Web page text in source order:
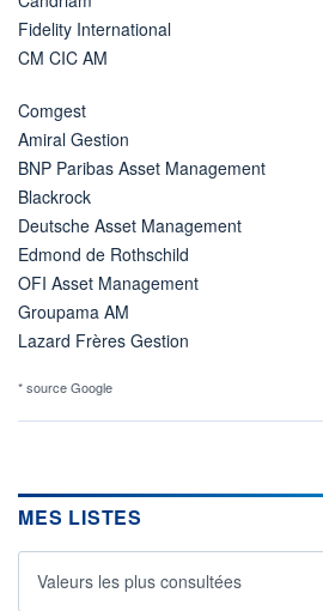
Fidelity International
CM CIC AM
Comgest
Amiral Gestion
BNP Paribas Asset Management
Blackrock
Deutsche Asset Management
Edmond de Rothschild
OFI Asset Management
Groupama AM
Lazard Frères Gestion
* source Google
MES LISTES
Valeurs les plus consultées